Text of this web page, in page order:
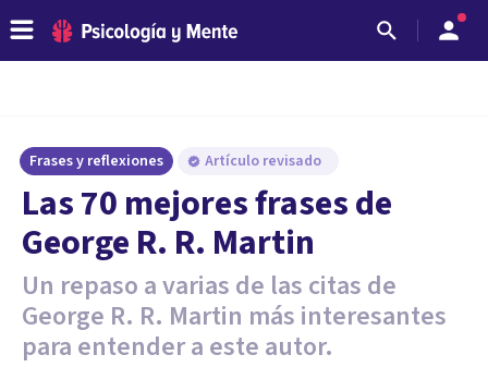
Frases y reflexiones Artículo revisado
Las 70 mejores frases de
George R. R. Martin
Un repaso a varias de las citas de
George R. R. Martin más interesantes
para entender a este autor.